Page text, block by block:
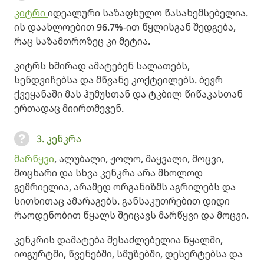
კიტრი იდეალური საზაფხულო წასახემსებელია.
ის დაახლოებით 96.7%-ით წყლისგან შედგება,
რაც საზამთროზეც კი მეტია.
კიტრს ხშირად ამატებენ სალათებს,
სენდვიჩებსა და მწვანე კოქტეილებს. ბევრ
ქვეყანაში მას ჰუმუსთან და ტკბილ წიწაკასთან
ერთადაც მიირთმევენ.
3. კენკრა
მარწყვი, ალუბალი, ჟოლო, მაყვალი, მოცვი,
მოცხარი და სხვა კენკრა არა მხოლოდ
გემრიელია, არამედ ორგანიზმს აგრილებს და
სითხითაც ამარაგებს. განსაკუთრებით დიდი
რაოდენობით წყალს შეიცავს მარწყვი და მოცვი.
კენკრის დამატება შესაძლებელია წყალში,
იოგურტში, წვენებში, სმუზებში, დესერტებსა და